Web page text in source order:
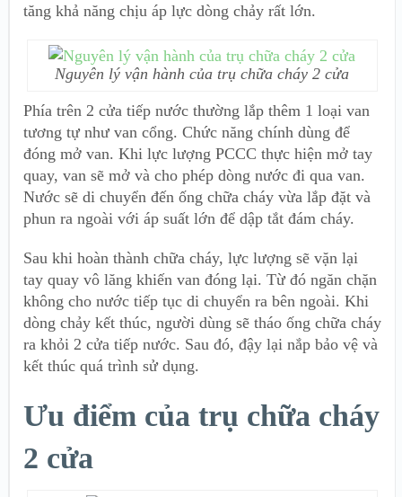
tăng khả năng chịu áp lực dòng chảy rất lớn.
Nguyên lý vận hành của trụ chữa cháy 2 cửa
Phía trên 2 cửa tiếp nước thường lắp thêm 1 loại van
tương tự như van cổng. Chức năng chính dùng để
đóng mở van. Khi lực lượng PCCC thực hiện mở tay
quay, van sẽ mở và cho phép dòng nước đi qua van.
Nước sẽ di chuyển đến ống chữa cháy vừa lắp đặt và
phun ra ngoài với áp suất lớn để dập tắt đám cháy.
Sau khi hoàn thành chữa cháy, lực lượng sẽ vặn lại
tay quay vô lăng khiến van đóng lại. Từ đó ngăn chặn
không cho nước tiếp tục di chuyển ra bên ngoài. Khi
dòng chảy kết thúc, người dùng sẽ tháo ống chữa cháy
ra khỏi 2 cửa tiếp nước. Sau đó, đậy lại nắp bảo vệ và
kết thúc quá trình sử dụng.
Ưu điểm của trụ chữa cháy
2 cửa